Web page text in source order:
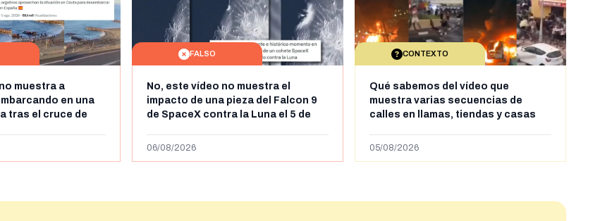
muestra a
en una
tras el cruce de
son imágenes de
FALSO
No, este vídeo no muestra el
impacto de una pieza del Falcon 9
de SpaceX contra la Luna el 5 de
menos abril de 2026
06/08/2026
CONTEXTO
Qué sabemos del vídeo que
muestra varias secuencias de
calles en llamas, tiendas y casas
supuestamente en España tras la
05/08/2026